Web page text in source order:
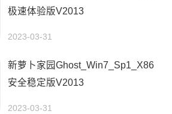
极速体验版V2013
2023-03-31
新萝卜家园Ghost_Win7_Sp1_X86
安全稳定版V2013
2023-03-31